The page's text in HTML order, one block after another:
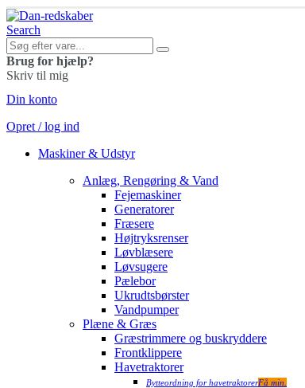
Search
Brug for hjælp?
Skriv til mig
Din konto
Opret / log ind
Maskiner & Udstyr
Anlæg, Rengøring & Vand
Fejemaskiner
Generatorer
Fræsere
Højtryksrenser
Løvblæsere
Løvsugere
Pælebor
Ukrudtsbørster
Vandpumper
Plæne & Græs
Græstrimmere og buskryddere
Frontklippere
Havetraktorer
Bytteordning for havetraktorerFå min.